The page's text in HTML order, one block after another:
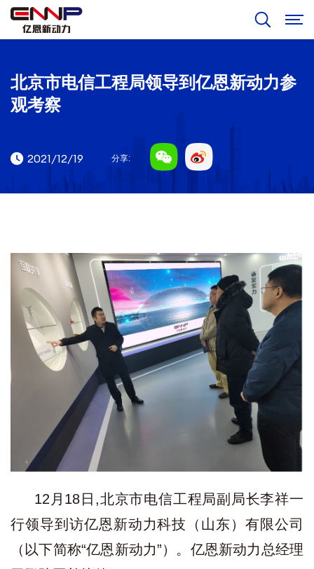
北京市电信工程局领导到亿恩新动力参
观考察
2021/12/19 分享:
12月18日,北京市电信工程局副局长李祥一
行领导到访亿恩新动力科技（山东）有限公司
（以下简称“亿恩新动力”）。亿恩新动力总经理